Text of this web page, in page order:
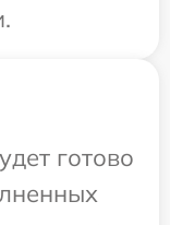
готово